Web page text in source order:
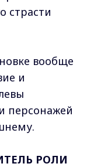
страсти
вообще
и
персонажей
РОЛИ